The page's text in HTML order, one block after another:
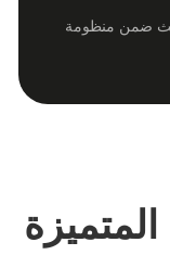
ضمن منظومة